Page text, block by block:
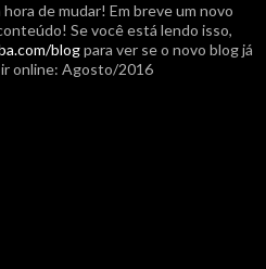
de mudar! Em breve um novo
Se você está lendo isso,
blogpara ver se o novo blog já
online: Agosto/2016